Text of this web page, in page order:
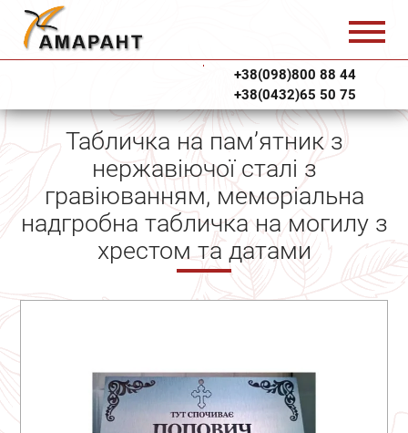
+38(098)800 88 44
+38(0432)65 50 75
Табличка на пам’ятник з
нержавіючої сталі з
гравіюванням, меморіальна
надгробна табличка на могилу з
хрестом та датами